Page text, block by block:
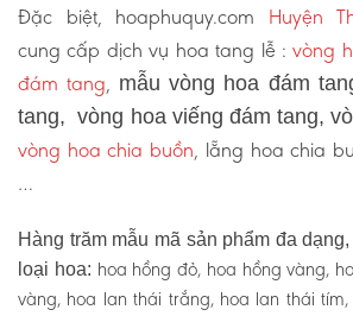
Đặc biệt, hoaphuquy.com Huyện
cung cấp dịch vụ hoa tang lễ :vòng
đám tang, mẫu vòng hoa đám
tang, vòng hoa viếng đám tang,
vòng hoa chia buồn, lẵng hoa chia
…
Hàng trăm mẫu mã sản phẩm đa
loại hoa: hoa hồng đỏ, hoa hồng vàng,
vàng, hoa lan thái trắng, hoa lan thái